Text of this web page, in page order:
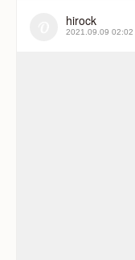
2021.09.09 02:02
hirock